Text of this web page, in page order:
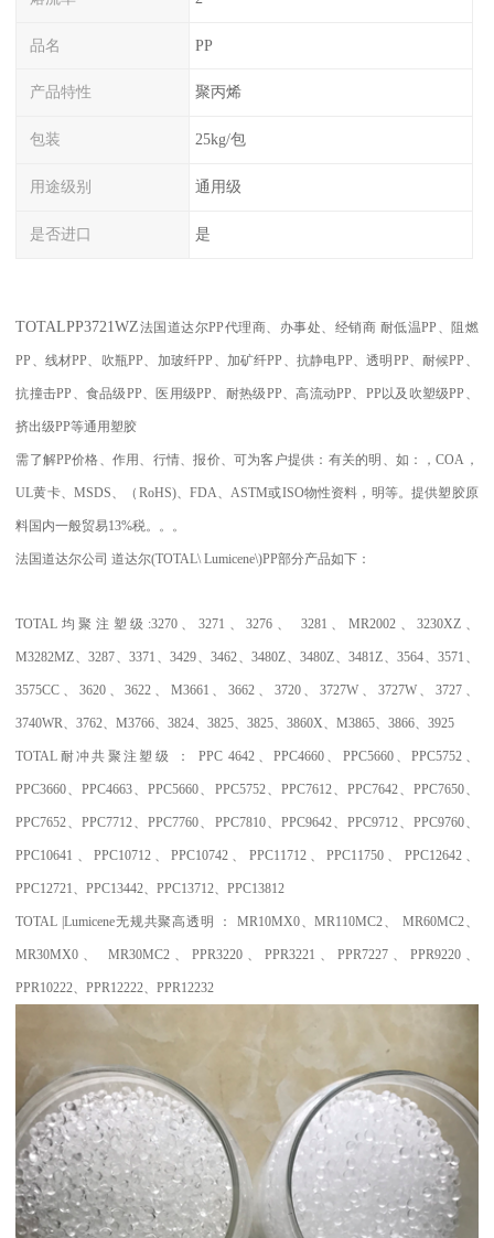
品名 PP
产品特性 聚丙烯
包装 25kg/包
用途级别 通用级
是否进口 是
TOTALPP3721WZ法国道达尔PP代理商、办事处、经销商 耐低温PP 、阻燃
PP 、线材PP、吹瓶PP、加玻纤PP 、加矿纤PP 、抗静电PP、透明 PP、耐候PP 、
抗撞击PP 、食品级PP、医用级PP、耐热级PP、高流动PP、 PP 以及吹塑级PP 、
挤出级PP等通用塑胶
需了解PP价格、作用、行情、报价、可为客户提供：有关的明、如：，COA ，
UL黄卡、 MSDS、 （ RoHS)、 FDA、ASTM或ISO物性资料，明等。提供塑胶原
料国内一般贸易13%税。。。
法国道达尔公司 道达尔(TOTAL\ Lumicene\)PP部分产品如下：
TOTAL 均聚注塑级 :3270、 3271 、3276 、 3281 、 MR2002、3230XZ 、
M3282MZ、3287、3371 、3429、3462、3480Z、3480Z、3481Z、3564、3571 、
3575CC 、 3620、3622 、 M3661 、3662 、 3720、3727W 、 3727W、 3727、
3740WR、3762、M3766、3824、3825、3825、3860X、M3865、3866、3925
TOTAL 耐冲共聚注塑级 ：PPC 4642 、PPC4660 、 PPC5660、PPC5752 、
PPC3660、PPC4663、PPC5660、 PPC5752、 PPC7612、 PPC7642、 PPC7650、
PPC7652、PPC7712、PPC7760、 PPC7810、 PPC9642、 PPC9712、 PPC9760、
PPC10641 、 PPC10712、PPC10742 、 PPC11712、PPC11750 、 PPC12642、
PPC12721、PPC13442、PPC13712、PPC13812
TOTAL |Lumicene无规共聚高透明 ： MR10MX0、MR110MC2、 MR60MC2、
MR30MX0 、MR30MC2 、PPR3220 、 PPR3221 、 PPR7227、 PPR9220、
PPR10222、PPR12222、PPR12232